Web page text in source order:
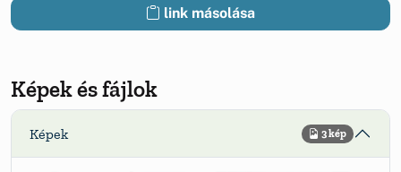
link másolása
Képek és fájlok
Képek 3 kép